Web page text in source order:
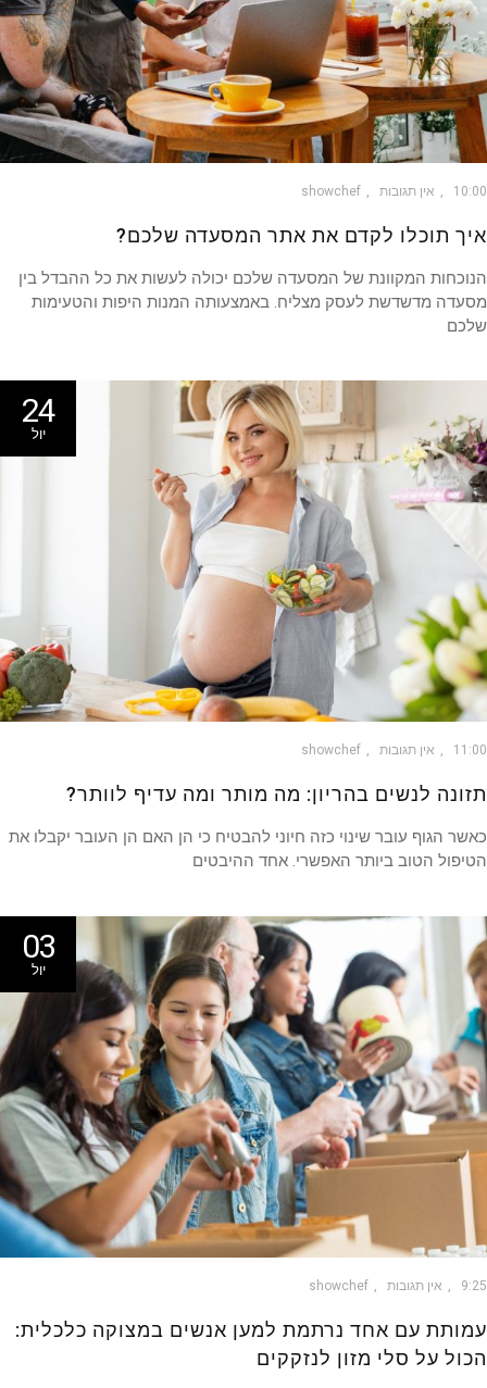
אין תגובות showchef
תוכלו לקדם את אתר המסעדה שלכם?
המקוונת של המסעדה שלכם יכולה לעשות את כל ההבדל בין
מדשדשת לעסק מצליח. באמצעותה המנות היפות והטעימות
24
אין תגובות showchef
לנשים בהריון: מה מותר ומה עדיף לוותר?
הגוף עובר שינוי כזה חיוני להבטיח כי הן האם הן העובר יקבלו את
הטוב ביותר האפשרי. אחד ההיבטים
03
אין תגובות showchef
עם אחד נרתמת למען אנשים במצוקה כלכלית:
על סלי מזון לנזקקים